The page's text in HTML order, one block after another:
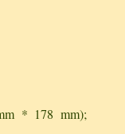
* 178 mm);